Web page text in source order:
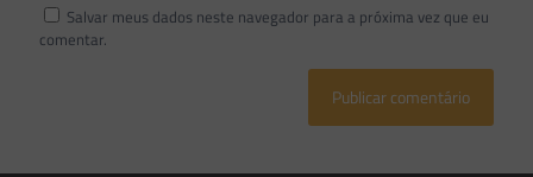
Salvar meus dados neste navegador para a próxima vez que eu
comentar.